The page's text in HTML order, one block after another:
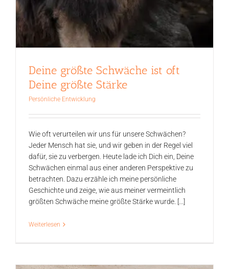
Deine größte Schwäche ist oft
Deine größte Stärke
Persönliche Entwicklung
Wie oft verurteilen wir uns für unsere Schwächen?
Jeder Mensch hat sie, und wir geben in der Regel viel
dafür, sie zu verbergen. Heute lade ich Dich ein, Deine
Schwächen einmal aus einer anderen Perspektive zu
betrachten. Dazu erzähle ich meine persönliche
Geschichte und zeige, wie aus meiner vermeintlich
größten Schwäche meine größte Stärke wurde. [...]
Weiterlesen